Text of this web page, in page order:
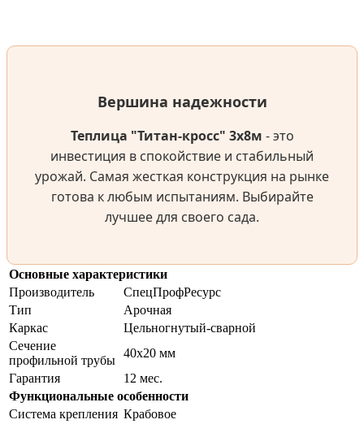
Вершина надежности
Теплица "Титан-кросс" 3х8м - это
инвестиция в спокойствие и стабильный
урожай. Самая жесткая конструкция на рынке
готова к любым испытаниям. Выбирайте
лучшее для своего сада.
Основные характеристики
Производитель
СпецПрофРесурс
Тип
Арочная
Каркас
Цельногнутый-сварной
Сечение
профильной трубы
40х20 мм
Гарантия
12 мес.
Функциональные особенности
Система крепления Крабовое